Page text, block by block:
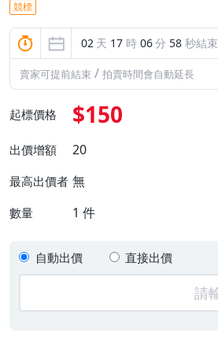
競標
02 天 17 時 06分 58 秒結束
賣家可提前結束 / 拍賣時間會自動延長
起標價格 $150
出價增額 20
最高出價者 無
數量 1 件
自動出價 直接出價